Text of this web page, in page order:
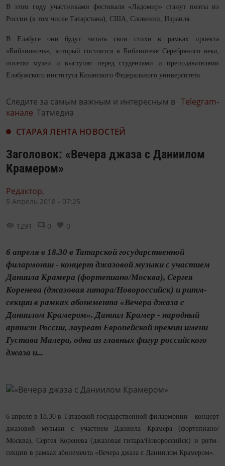
В этом году участниками фестиваля «Ладомир» станут поэты из
России (в том числе Татарстана), США, Словении, Израиля.
В Елабуге они будут читать свои стихи в рамках проекта
«Библионочь», который состоится в Библиотеке Серебряного века,
посетят музеи и выступят перед студентами и преподавателями
Елабужского института Казанского Федерального университета.
Следите за самым важным и интересным в Telegram-
канале Татмедиа
СТАРАЯ ЛЕНТА НОВОСТЕЙ
Заголовок: «Вечера джаза с Даниилом
Крамером»
Редактор,
5 Апрель 2018 - 07:25
1291 0 0
6 апреля в 18.30 в Татарской государственной
филармонии - концерт джазовой музыки с участием
Даниила Крамера (фортепиано/Москва), Сергея
Коренева (джазовая гитара/Новороссийск) и ритм-
секции в рамках абонемента «Вечера джаза с
Даниилом Крамером». Даниил Крамер - народный
артист России, лауреат Европейской премии имени
Густава Малера, одна из главных фигур российского
джаза и...
6 апреля в 18.30 в Татарской государственной филармонии - концерт
джазовой музыки с участием Даниила Крамера (фортепиано/
Москва), Сергея Коренева (джазовая гитара/Новороссийск) и ритм-
секции в рамках абонемента «Вечера джаза с Даниилом Крамером».